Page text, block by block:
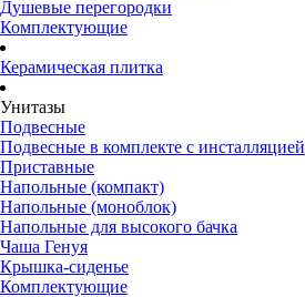
Душевые перегородки
Комплектующие
Керамическая плитка
Унитазы
Подвесные
Подвесные в комплекте с инсталляцией
Приставные
Напольные (компакт)
Напольные (моноблок)
Напольные для высокого бачка
Чаша Генуя
Крышка-сиденье
Комплектующие